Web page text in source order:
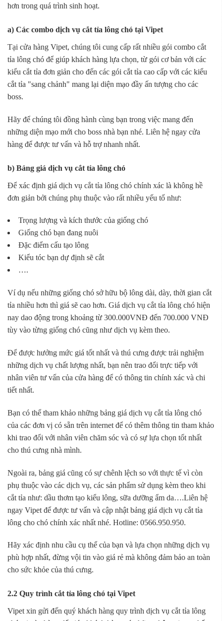
hơn trong quá trình sinh hoạt.
a) Các combo dịch vụ cắt tỉa lông chó tại Vipet
Tại cửa hàng Vipet, chúng tôi cung cấp rất nhiều gói combo cắt
tỉa lông chó để giúp khách hàng lựa chọn, từ gói cơ bản với các
kiểu cắt tỉa đơn giản cho đến các gói cắt tỉa cao cấp với các kiểu
cắt tỉa "sang chảnh" mang lại diện mạo đầy ấn tượng cho các
boss.
Hãy để chúng tôi đồng hành cùng bạn trong việc mang đến
những diện mạo mới cho boss nhà bạn nhé. Liên hệ ngay cửa
hàng để được tư vấn và hỗ trợ nhanh nhất.
b) Bảng giá dịch vụ cắt tỉa lông chó
Để xác định giá dịch vụ cắt tỉa lông chó chính xác là không hề
đơn giản bởi chúng phụ thuộc vào rất nhiều yếu tố như:
Trọng lượng và kích thước của giống chó
Giống chó bạn đang nuôi
Đặc điểm cấu tạo lông
Kiểu tóc bạn dự định sẽ cắt
….
Ví dụ nếu những giống chó sở hữu bộ lông dài, dày, thời gian cắt
tỉa nhiều hơn thì giá sẽ cao hơn. Giá dịch vụ cắt tỉa lông chó hiện
nay dao động trong khoảng từ 300.000VNĐ đến 700.000 VNĐ
tùy vào từng giống chó cũng như dịch vụ kèm theo.
Để được hưởng mức giá tốt nhất và thú cưng được trải nghiệm
những dịch vụ chất lượng nhất, bạn nên trao đổi trực tiếp với
nhân viên tư vấn của cửa hàng để có thông tin chính xác và chi
tiết nhất.
Bạn có thể tham khảo những bảng giá dịch vụ cắt tỉa lông chó
của các đơn vị có sẵn trên internet để có thêm thông tin tham khảo
khi trao đổi với nhân viên chăm sóc và có sự lựa chọn tốt nhất
cho thú cưng nhà mình.
Ngoài ra, bảng giá cũng có sự chênh lệch so với thực tế vì còn
phụ thuộc vào các dịch vụ, các sản phẩm sử dụng kèm theo khi
cắt tỉa như: dầu thơm tạo kiểu lông, sữa dưỡng ẩm da….Liên hệ
ngay Vipet để được tư vấn và cập nhật bảng giá dịch vụ cắt tỉa
lông cho chó chính xác nhất nhé. Hotline: 0566.950.950.
Hãy xác định nhu cầu cụ thể của bạn và lựa chọn những dịch vụ
phù hợp nhất, đừng vội tin vào giá rẻ mà không đảm bảo an toàn
cho sức khỏe của thú cưng.
2.2 Quy trình cắt tỉa lông chó tại Vipet
Vipet xin gửi đến quý khách hàng quy trình dịch vụ cắt tỉa lông